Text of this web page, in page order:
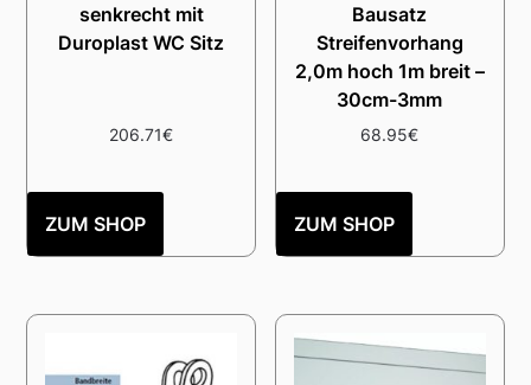
senkrecht mit
Duroplast WC Sitz
206.71€
ZUM SHOP
Bausatz
Streifenvorhang
2,0m hoch 1m breit –
30cm-3mm
68.95€
ZUM SHOP